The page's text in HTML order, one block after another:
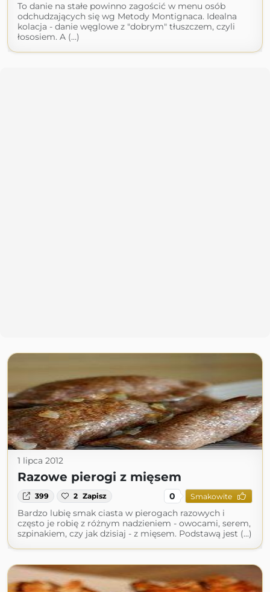
To danie na stałe powinno zagościć w menu osób
odchudzających się wg Metody Montignaca. Idealna
kolacja - danie węglowe z "dobrym" tłuszczem, czyli
łososiem. A (...)
1 lipca 2012
Razowe pierogi z mięsem
399 2 Zapisz 0 Smakowite
Bardzo lubię smak ciasta w pierogach razowych i
często je robię z różnym nadzieniem - owocami, serem,
szpinakiem, czy jak dzisiaj - z mięsem. Podstawą jest (...)